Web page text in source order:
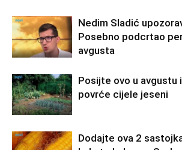
Nedim Sladić
Posebno podcrtao
avgusta
Posijte ovo u avgustu
povrće cijele jeseni
Dodajte ova 2